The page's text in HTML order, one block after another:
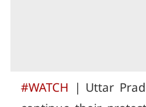
#WATCH | Uttar